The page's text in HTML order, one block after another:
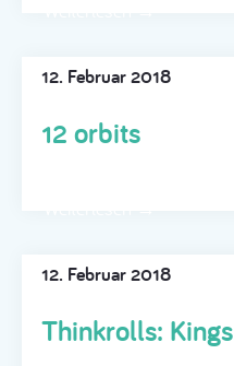
12. Februar 2018
12 orbits
12. Februar 2018
Thinkrolls: